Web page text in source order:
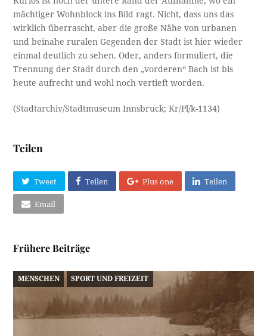
mächtiger Wohnblock ins Bild ragt. Nicht, dass uns das
wirklich überrascht, aber die große Nähe von urbanen
und beinahe ruralen Gegenden der Stadt ist hier wieder
einmal deutlich zu sehen. Oder, anders formuliert, die
Trennung der Stadt durch den „vorderen“ Bach ist bis
heute aufrecht und wohl noch vertieft worden.
(Stadtarchiv/Stadtmuseum Innsbruck; Kr/Pl/k-1134)
Teilen
Tweet Teilen Plus one Teilen
Email
Frühere Beiträge
MENSCHEN SPORT UND FREIZEIT